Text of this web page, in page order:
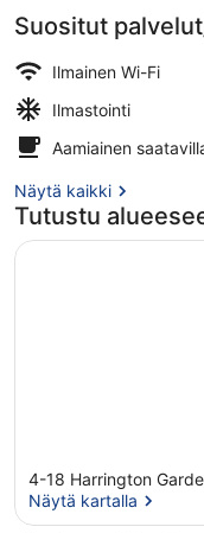
Suositut
Ilmainen Wi-Fi
Ilmastointi
Aamiainen
Näytä kaikki
Tutustu
4-18 Harrington
Näytä kartalla